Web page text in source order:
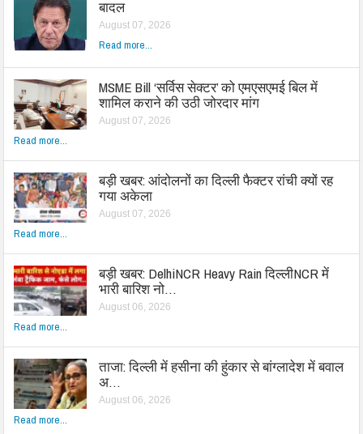
बादल
August 07, 2026
Read more...
MSME Bill ‘सर्विस सेक्टर’ को एमएसएमई बिल में
शामिल कराने की उठी जोरदार मांग
August 07, 2026
Read more...
बड़ी खबर: आंदोलनों का दिल्ली फैक्टर रांची क्यों रह
गया अकेला
August 07, 2026
Read more...
बड़ी खबर: DelhiNCR Heavy Rain दिल्लीNCR में
भारी बारिश नो…
August 06, 2026
Read more...
ताजा: दिल्ली में हसीना की हुंकार से बांग्लादेश में बवाल
अ…
August 06, 2026
Read more...